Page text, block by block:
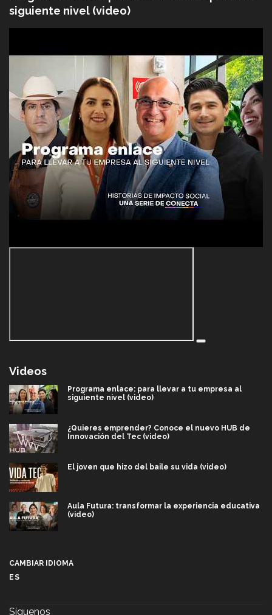
siguiente nivel (video)
Videos
Programa enlace: para llevar a tu empresa al
siguiente nivel (video)
¿Quieres emprender? Conoce el nuevo HUB de
Innovación del Tec (video)
El joven que hizo del baile su vida (video)
Aula Futura: transformar la experiencia educativa
(video)
CAMBIAR IDIOMA
ES
Síguenos